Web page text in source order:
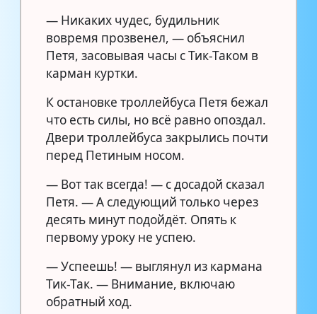
— Никаких чудес, будильник
вовремя прозвенел, — объяснил
Петя, засовывая часы с Тик-Таком в
карман куртки.
К остановке троллейбуса Петя бежал
что есть силы, но всё равно опоздал.
Двери троллейбуса закрылись почти
перед Петиным носом.
— Вот так всегда! — с досадой сказал
Петя. — А следующий только через
десять минут подойдёт. Опять к
первому уроку не успею.
— Успеешь! — выглянул из кармана
Тик-Так. — Внимание, включаю
обратный ход.